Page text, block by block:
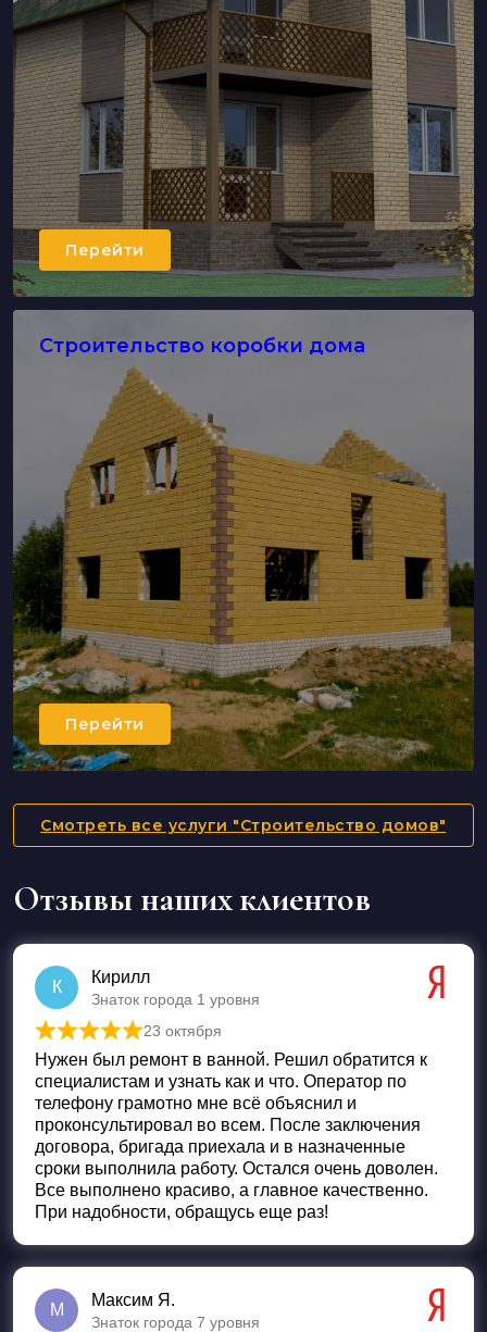
Перейти
Строительство коробки дома
Перейти
Смотреть все услуги "Строительство домов"
Отзывы наших клиентов
К
Кирилл
Знаток города 1 уровня
Оценка
23 октября
Нужен был ремонт в ванной. Решил обратится к
специалистам и узнать как и что. Оператор по
телефону грамотно мне всё объяснил и
проконсультировал во всем. После заключения
договора, бригада приехала и в назначенные
сроки выполнила работу. Остался очень доволен.
Все выполнено красиво, а главное качественно.
При надобности, обращусь еще раз!
М
Максим Я.
Знаток города 7 уровня